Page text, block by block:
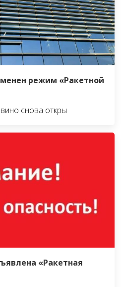
режим «Ракетной
снова откры
«Ракетная